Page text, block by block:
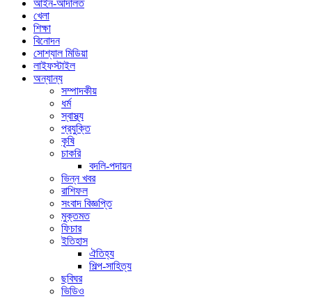
আইন-আদালত
খেলা
শিক্ষা
বিনোদন
সোশ্যাল মিডিয়া
লাইফস্টাইল
অন্যান্য
সম্পাদকীয়
ধর্ম
স্বাস্থ্য
প্রযুক্তি
কৃষি
চাকরি
বদলি-পদায়ন
ভিন্ন খবর
রাশিফল
সংবাদ বিজ্ঞপ্তি
মুক্তমত
ফিচার
ইতিহাস
ঐতিহ্য
শিল্প-সাহিত্য
ছবিঘর
ভিডিও